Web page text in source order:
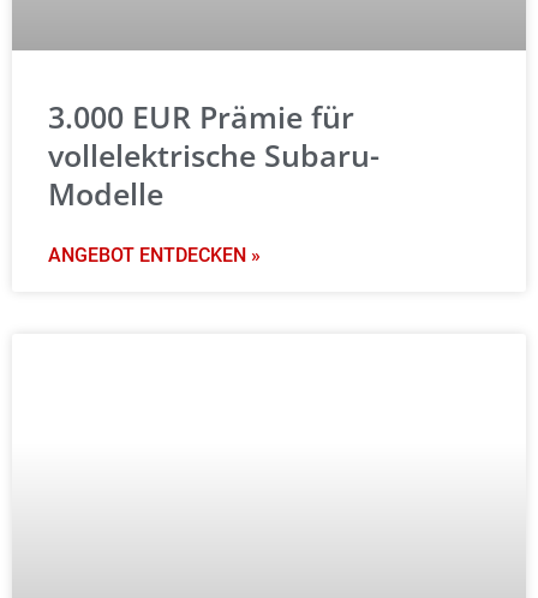
3.000 EUR Prämie für
vollelektrische Subaru-
Modelle
ANGEBOT ENTDECKEN »